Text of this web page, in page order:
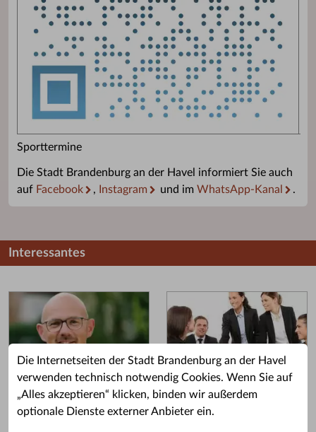
Die Internetseiten der Stadt Brandenburg an der Havel
verwenden technisch notwendig Cookies. Wenn Sie auf
„Alles akzeptieren“ klicken, binden wir außerdem
optionale Dienste externer Anbieter ein.
Sporttermine
Die Stadt Brandenburg an der Havel informiert Sie auch
auf Facebook , Instagram und im WhatsApp-Kanal .
Interessantes
Grußwort des OB